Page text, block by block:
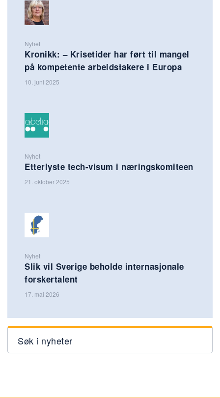
Nyhet
Kronikk: – Krisetider har ført til mangel
på kompetente arbeidstakere i Europa
10. juni 2025
Nyhet
Etterlyste tech-visum i næringskomiteen
21. oktober 2025
Nyhet
Slik vil Sverige beholde internasjonale
forskertalent
17. mai 2026
Søk i nyheter